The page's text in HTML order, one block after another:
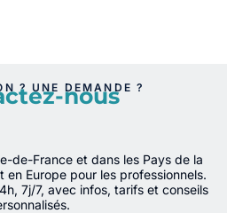
? UNE DEMANDE ?
nous
de-France et dans les Pays de la
Europe pour les professionnels.
7j/7, avec infos, tarifs et conseils